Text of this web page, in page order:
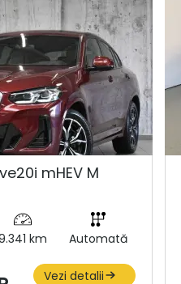
mHEV M
km Automată
Vezi detalii